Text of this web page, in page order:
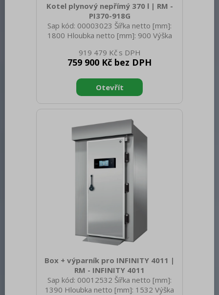
Kotel plynový nepřímý 370 l | RM -
PI370-918G
Sap kód: 00003023 Šířka netto [mm]:
1800 Hloubka netto [mm]: 900 Výška
400.00 Šířka brutto [mm]: 1800 Hloubka
brutto [mm]: 900 Výška brutto [mm]:
spotřebiče: Plynové zařízení Konstruční
typ zařízení: Stacionární Napájení: 230 V
/ 1N - 50 Hz Výkon plynový [kW]: 61.000
plynu: Propan butan, zemní plyn Stupeň
krytí ovládacích prvků: IPX4 Vnější barva
zařízen
919 479 Kč
759 900 Kč bez DPH
Box + výparník pro INFINITY 4011 |
RM - INFINITY 4011
Sap kód: 00012532 Šířka netto [mm]:
1390 Hloubka netto [mm]: 1532 Výška